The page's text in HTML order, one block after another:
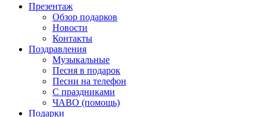
Презентаж
Обзор подарков
Новости
Контакты
Поздравления
Музыкальные
Песня в подарок
Песни на телефон
С праздниками
ЧАВО (помощь)
Подарки